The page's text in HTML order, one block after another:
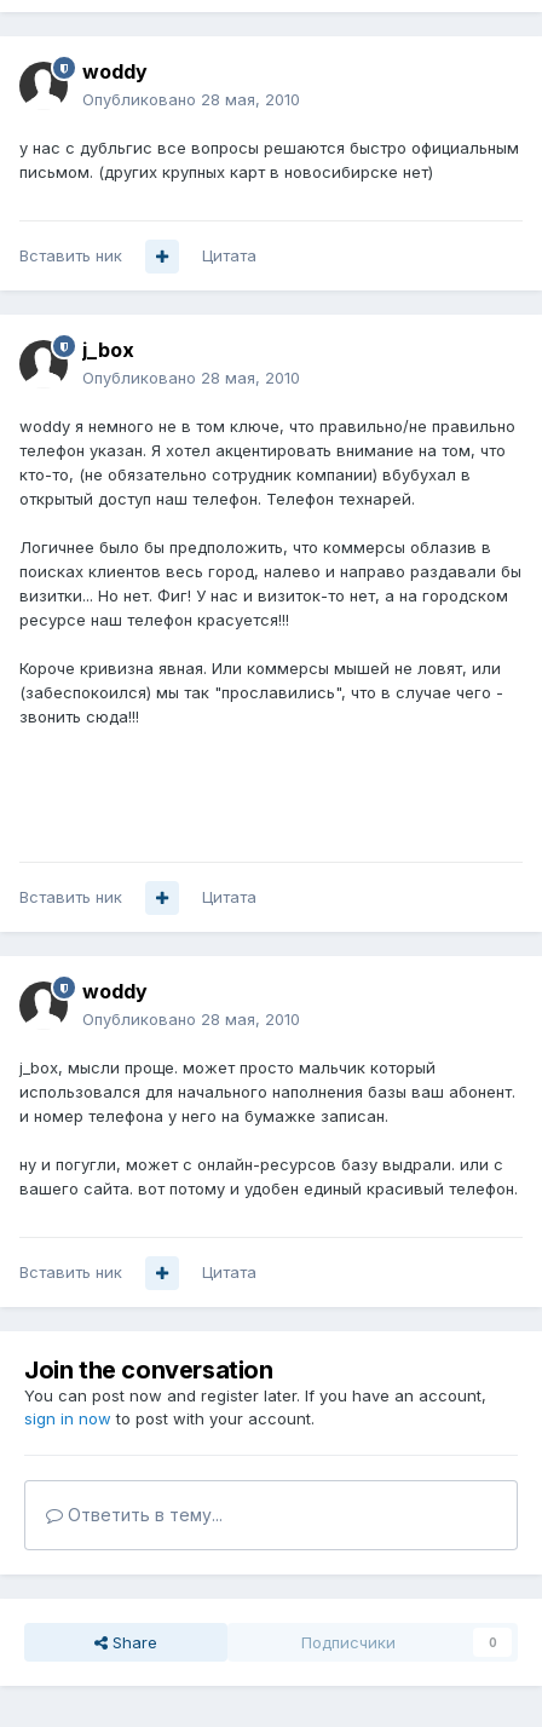
woddy
Опубликовано 28 мая, 2010
у нас с дубльгис все вопросы решаются быстро официальным
письмом. (других крупных карт в новосибирске нет)
Вставить ник Цитата
j_box
Опубликовано 28 мая, 2010
woddy я немного не в том ключе, что правильно/не правильно
телефон указан. Я хотел акцентировать внимание на том, что
кто-то, (не обязательно сотрудник компании) вбубухал в
открытый доступ наш телефон. Телефон технарей.
Логичнее было бы предположить, что коммерсы облазив в
поисках клиентов весь город, налево и направо раздавали бы
визитки... Но нет. Фиг! У нас и визиток-то нет, а на городском
ресурсе наш телефон красуется!!!
Короче кривизна явная. Или коммерсы мышей не ловят, или
(забеспокоился) мы так "прославились", что в случае чего -
звонить сюда!!!
Вставить ник Цитата
woddy
Опубликовано 28 мая, 2010
j_box, мысли проще. может просто мальчик который
использовался для начального наполнения базы ваш абонент.
и номер телефона у него на бумажке записан.
ну и погугли, может с онлайн-ресурсов базу выдрали. или с
вашего сайта. вот потому и удобен единый красивый телефон.
Вставить ник Цитата
Join the conversation
You can post now and register later. If you have an account,
sign in now to post with your account.
Ответить в тему...
Share Подписчики 0